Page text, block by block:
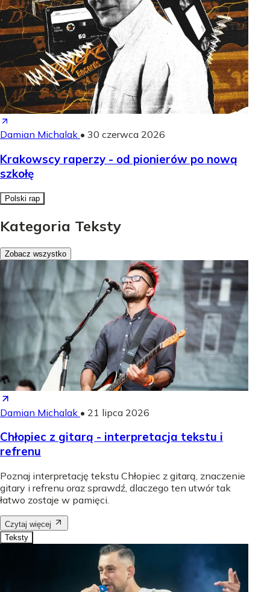
Damian Michalak • 30 czerwca 2026
Krakowscy raperzy - od pionierów po nową
szkołę
Polski rap
Kategoria Teksty
Zobacz wszystko
Damian Michalak • 21 lipca 2026
Chłopiec z gitarą - interpretacja tekstu i
refrenu
Poznaj interpretację tekstu Chłopiec z gitarą, znaczenie
gitary i refrenu oraz sprawdź, dlaczego ten utwór tak
łatwo zostaje w pamięci.
Czytaj więcej
Teksty